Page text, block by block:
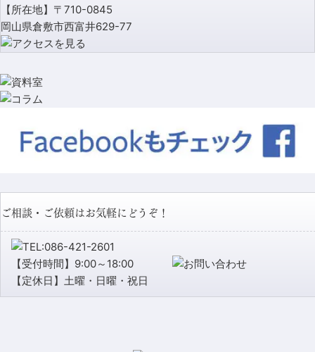
【所在地】〒710-0845
岡山県倉敷市西富井629-77
ご相談・ご依頼はお気軽にどうぞ！
【受付時間】9:00～18:00
【定休日】土曜・日曜・祝日